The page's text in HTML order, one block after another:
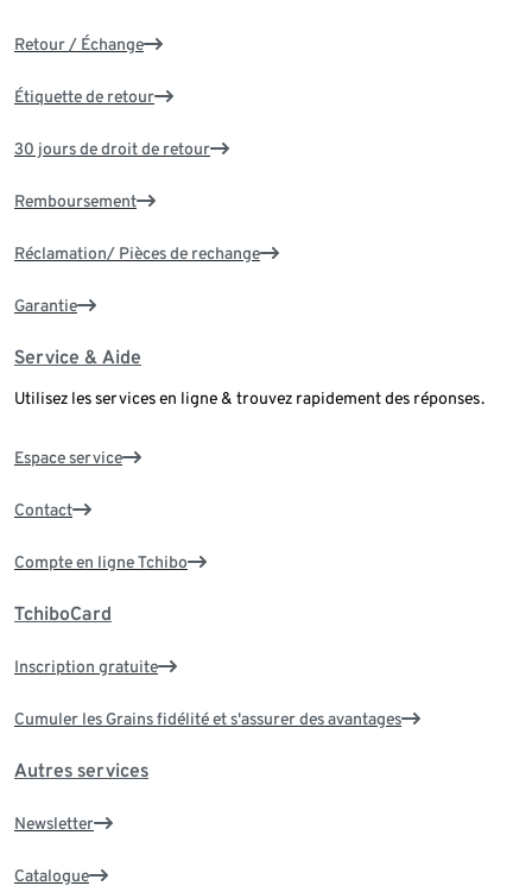
Retour / Échange
Étiquette de retour
30 jours de droit de retour
Remboursement
Réclamation/ Pièces de rechange
Garantie
Service & Aide
Utilisez les services en ligne & trouvez rapidement des réponses.
Espace service
Contact
Compte en ligne Tchibo
TchiboCard
Inscription gratuite
Cumuler les Grains fidélité et s'assurer des avantages
Autres services
Newsletter
Catalogue